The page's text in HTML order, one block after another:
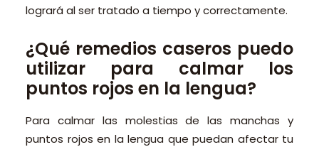
logrará al ser tratado a tiempo y correctamente.
¿Qué remedios caseros puedo
utilizar para calmar los
puntos rojos en la lengua?
Para calmar las molestias de las manchas y
puntos rojos en la lengua que puedan afectar tu